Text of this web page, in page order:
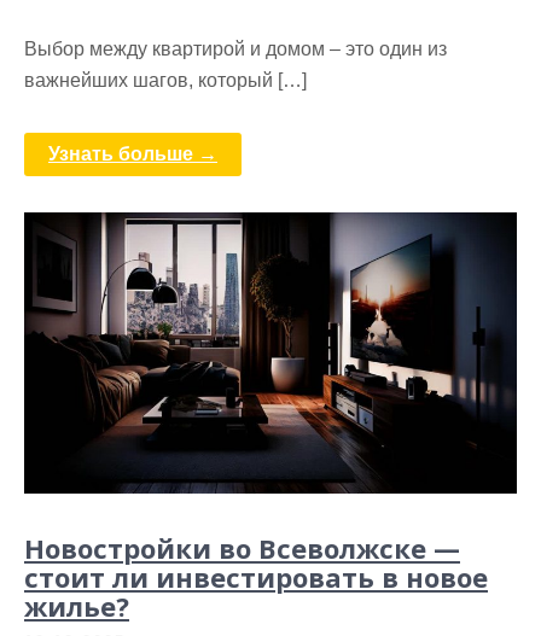
Выбор между квартирой и домом – это один из
важнейших шагов, который […]
Узнать больше →
Новостройки во Всеволжске —
стоит ли инвестировать в новое
жилье?